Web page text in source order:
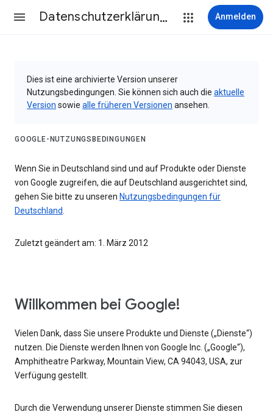
Datenschutzerklärung & Nutzungsbedingungen Anmelden
Dies ist eine archivierte Version unserer
Nutzungsbedingungen. Sie können sich auch die aktuelle
Version sowie alle früheren Versionen ansehen.
GOOGLE-NUTZUNGSBEDINGUNGEN
Wenn Sie in Deutschland sind und auf Produkte oder Dienste
von Google zugreifen, die auf Deutschland ausgerichtet sind,
gehen Sie bitte zu unseren Nutzungsbedingungen für
Deutschland.
Zuletzt geändert am: 1. März 2012
Willkommen bei Google!
Vielen Dank, dass Sie unsere Produkte und Dienste („Dienste“)
nutzen. Die Dienste werden Ihnen von Google Inc. („Google“),
Amphitheatre Parkway, Mountain View, CA 94043, USA, zur
Verfügung gestellt.
Durch die Verwendung unserer Dienste stimmen Sie diesen